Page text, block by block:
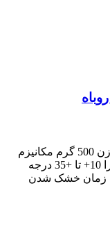
خمیر بند کشی کاشی و سرامیک نانو روباه وزن 500 گرم مکانیزم
خشک شدن تبخیر آب دمای مناسب برای اجرا 10+ تا +35 درجه
خشک شدن 8 تا 10 ساعت زمان خشک شدن